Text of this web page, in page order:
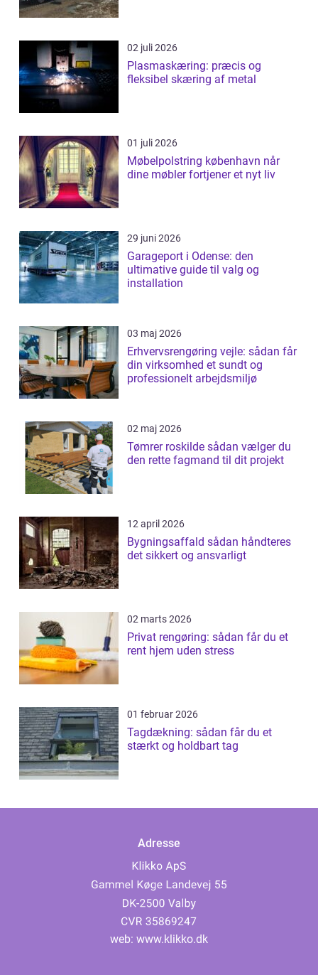
02 juli 2026
Plasmaskæring: præcis og
fleksibel skæring af metal
01 juli 2026
Møbelpolstring københavn når
dine møbler fortjener et nyt liv
29 juni 2026
Garageport i Odense: den
ultimative guide til valg og
installation
03 maj 2026
Erhvervsrengøring vejle: sådan får
din virksomhed et sundt og
professionelt arbejdsmiljø
02 maj 2026
Tømrer roskilde sådan vælger du
den rette fagmand til dit projekt
12 april 2026
Bygningsaffald sådan håndteres
det sikkert og ansvarligt
02 marts 2026
Privat rengøring: sådan får du et
rent hjem uden stress
01 februar 2026
Tagdækning: sådan får du et
stærkt og holdbart tag
Adresse
web: www.klikko.dk